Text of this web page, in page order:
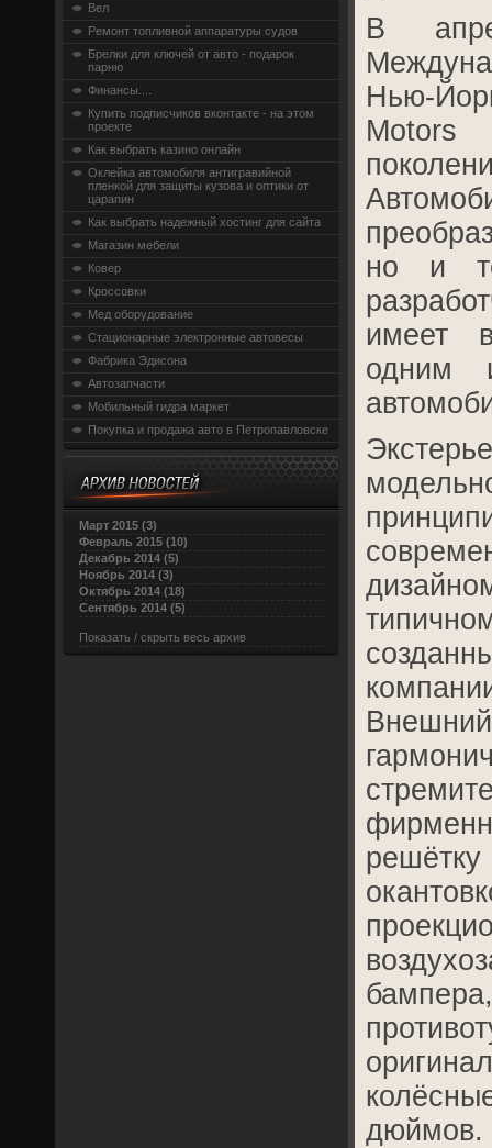
Вел
Ремонт топливной аппаратуры судов
Брелки для ключей от авто - подарок
парню
Финансы....
Купить подписчиков вконтакте - на этом
проекте
Как выбрать казино онлайн
Оклейка автомобиля антигравийной
пленкой для защиты кузова и оптики от
царапин
Как выбрать надежный хостинг для сайта
Магазин мебели
Ковер
Кроссовки
Мед оборудование
Стационарные электронные автовесы
Фабрика Эдисона
Автозапчасти
Мобильный гидра маркет
Покупка и продажа авто в Петропавловске
Март 2015 (3)
Февраль 2015 (10)
Декабрь 2014 (5)
Ноябрь 2014 (3)
Октябрь 2014 (18)
Сентябрь 2014 (5)
Показать / скрыть весь архив
В
Нью-
Motors
но и
имеет
одним
дюймов.